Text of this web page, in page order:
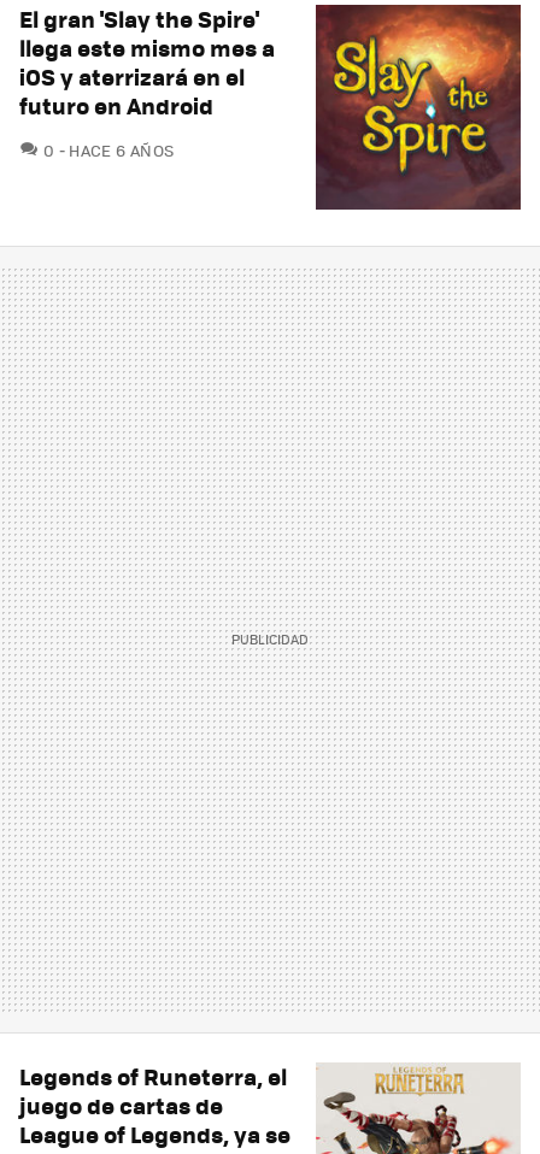
El gran 'Slay the Spire'
llega este mismo mes a
iOS y aterrizará en el
futuro en Android
0 COMENTARIOS
HACE 6 AÑOS
Legends of Runeterra, el
juego de cartas de
League of Legends, ya se